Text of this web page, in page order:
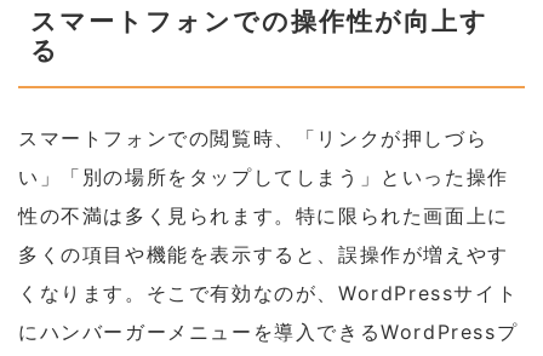
スマートフォンでの操作性が向上す
る
スマートフォンでの閲覧時、「リンクが押しづら
い」「別の場所をタップしてしまう」といった操作
性の不満は多く見られます。特に限られた画面上に
多くの項目や機能を表示すると、誤操作が増えやす
くなります。そこで有効なのが、WordPressサイト
にハンバーガーメニューを導入できるWordPressプ